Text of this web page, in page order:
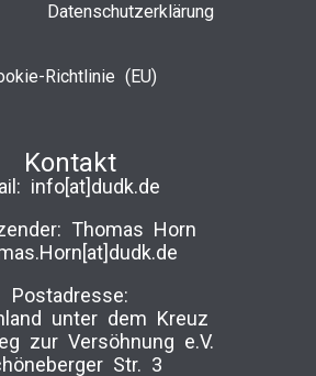
Datenschutzerklärung
Richtlinie (EU)
Kontakt
info[at]dudk.de
Thomas Horn
Postadresse:
unter dem Kreuz
zur Versöhnung e.V.
Str. 3